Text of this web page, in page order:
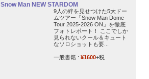
Snow Man NEW STARDOM
9人の絆を見せつけた5大ドー
ムツアー「Snow Man Dome
Tour 2025-2026 ON」を徹底
フォトレポート！ ここでしか
見られないクール＆キュート
なソロショットも要...
一般書籍 : ¥1600+税